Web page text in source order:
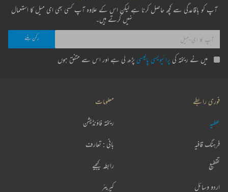
آپ کو باقاعدگی سے کچھ حاصل کرنا ہے لیکن اس کے علاوہ آپ کسی بھی ای میل کا استعمال
نہیں کرتے ہیں۔
میں نے ریختہ کی پرائیویسی پالیسی پڑھ لی ہے اور اس سے متفق ہوں
فوری رابطے
عطیہ
فرہنگ قافیہ
تقطیع
اردو وسائل
معلومات
ریختہ فاؤنڈیشن
بانی : تعارف
رابطہ کیجیے
کیریئر